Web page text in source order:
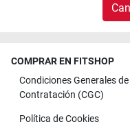
COMPRAR EN FITSHOP
Condiciones Generales de
Contratación (CGC)
Política de Cookies